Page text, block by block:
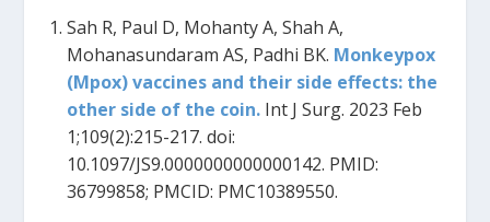
Sah R, Paul D, Mohanty A, Shah A,
Mohanasundaram AS, Padhi BK. Monkeypox
(Mpox) vaccines and their side effects: the
other side of the coin.Int J Surg. 2023 Feb
1;109(2):215-217. doi:
10.1097/JS9.0000000000000142. PMID:
36799858; PMCID: PMC10389550.